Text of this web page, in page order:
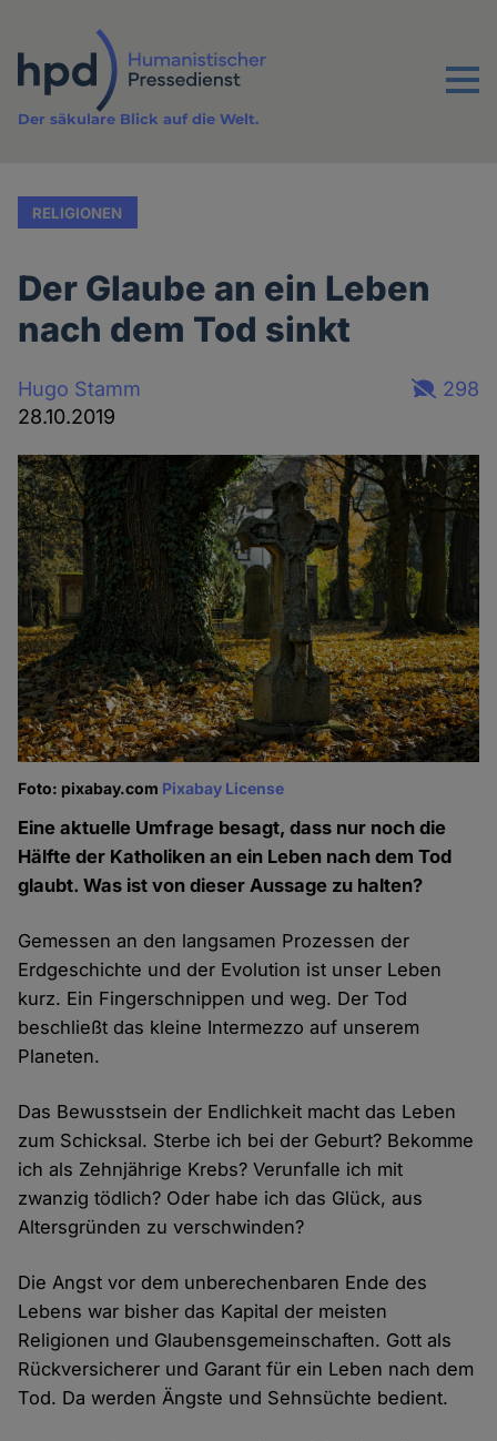
Inhalt
Menu
Der säkulare Blick auf die Welt.
RELIGIONEN
Der Glaube an ein Leben
nach dem Tod sinkt
Hugo Stamm
28.10.2019
298
Foto: pixabay.com Pixabay License
Eine aktuelle Umfrage besagt, dass nur noch die
Hälfte der Katholiken an ein Leben nach dem Tod
glaubt. Was ist von dieser Aussage zu halten?
Gemessen an den langsamen Prozessen der
Erdgeschichte und der Evolution ist unser Leben
kurz. Ein Fingerschnippen und weg. Der Tod
beschließt das kleine Intermezzo auf unserem
Planeten.
Das Bewusstsein der Endlichkeit macht das Leben
zum Schicksal. Sterbe ich bei der Geburt? Bekomme
ich als Zehnjährige Krebs? Verunfalle ich mit
zwanzig tödlich? Oder habe ich das Glück, aus
Altersgründen zu verschwinden?
Die Angst vor dem unberechenbaren Ende des
Lebens war bisher das Kapital der meisten
Religionen und Glaubensgemeinschaften. Gott als
Rückversicherer und Garant für ein Leben nach dem
Tod. Da werden Ängste und Sehnsüchte bedient.